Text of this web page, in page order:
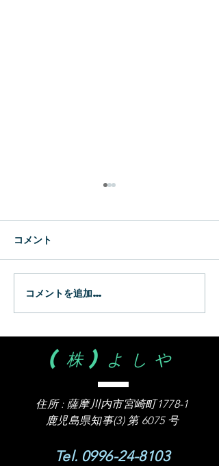
コメント
コメントを追加…
(株)よしや
住所 : 薩摩川内市宮崎町1778-1
​鹿児島県知事(3) 第 6075 号
Tel. 0996-24-8103